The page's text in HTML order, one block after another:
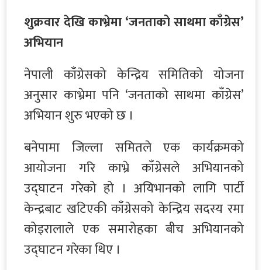
शुक्रवार देखि काभ्रेमा ‘जनताको साथमा काँग्रेस’
अभियान
नेपाली काँग्रेसको केन्द्रिय समितिको योजना
अनुसार काभ्रेमा पनि ‘जनताको साथमा काँग्रेस’
अभियान शुरु भएको छ ।
बनेपामा जिल्ला समितले एक कार्यक्रमको
आयोजना गरि काभ्रे काँग्रेसले अभियानको
उद्घाटन गरेको हो । अयिभानको लागि पार्टी
केन्द्रबाट खटिएकी काँग्रेसको केन्द्रिय सदस्य रमा
कोइरालाले एक समारोहका बीच अभियानको
उद्घाटन गरेका थिए ।